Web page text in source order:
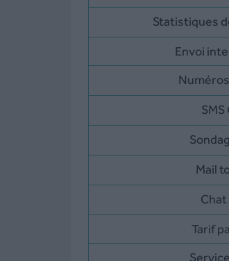
Statistiques
Envoi
SMS
Mail
Chat
Tarif